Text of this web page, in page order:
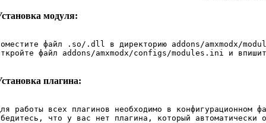
модуля:
файл .so/.dll в директорию addons/amxmodx/
файл addons/amxmodx/configs/modules.ini и
плагина:
работы всех плагинов необходимо в конфигурационном
что у вас нет плагина, который автоматически